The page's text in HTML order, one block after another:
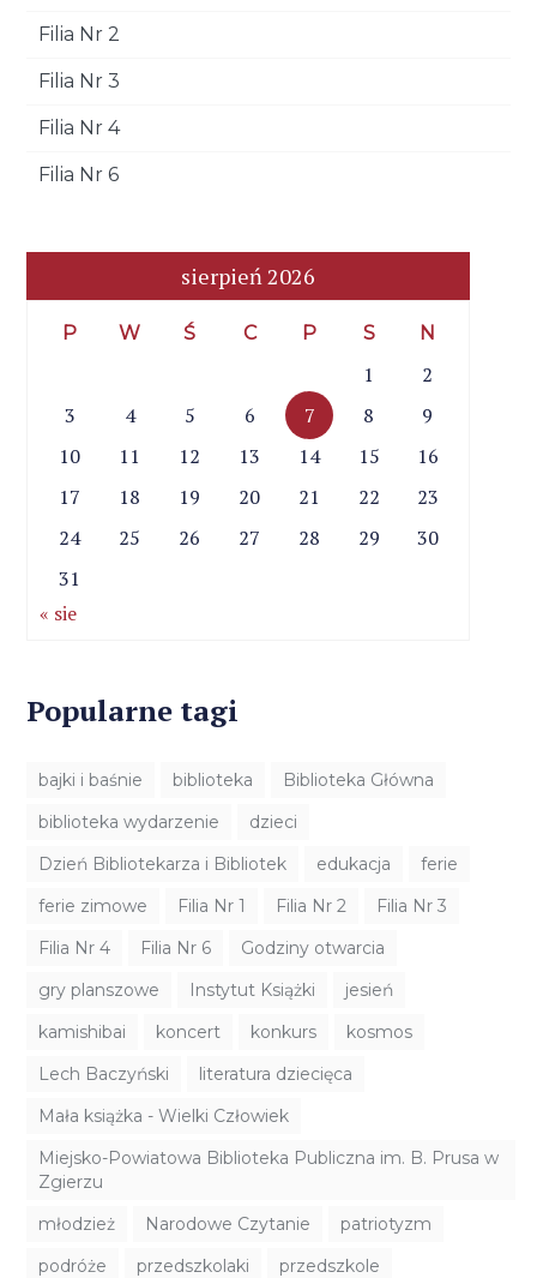
Filia Nr 2
Filia Nr 3
Filia Nr 4
Filia Nr 6
sierpień 2026
P W Ś C P S N
1
2
3
4 5 6 7 8
9
10
11 12 13 14 15
16
17
18 19 20 21 22
23
24
25 26 27 28 29
30
31
« sie
Popularne tagi
bajki i baśnie biblioteka
Biblioteka Główna
biblioteka wydarzenie
dzieci
Dzień Bibliotekarza i Bibliotek
edukacja
ferie
ferie zimowe
Filia Nr 1 Filia Nr 2
Filia Nr 3
Filia Nr 4
Filia Nr 6
Godziny otwarcia
gry planszowe
Instytut Książki
jesień
kamishibai
koncert konkurs
kosmos
Lech Baczyński
literatura dziecięca
Mała książka - Wielki Człowiek
Miejsko-Powiatowa Biblioteka Publiczna im. B. Prusa w
Zgierzu
młodzież
Narodowe Czytanie
patriotyzm
podróże
przedszkolaki
przedszkole